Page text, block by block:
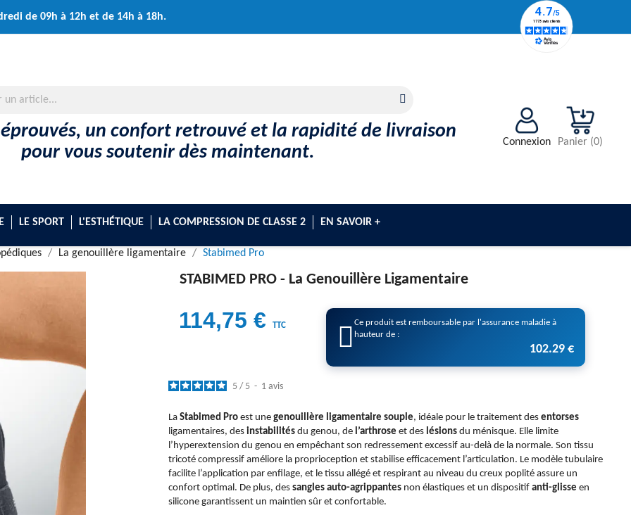
de 09h à 12h et de 14h à 18h.
un confort retrouvé et la rapidité de livraison
pour vous soutenir dès maintenant.
Connexion Panier (0)
LE SPORT L'ESTHÉTIQUE LA COMPRESSION DE CLASSE 2 EN SAVOIR +
La genouillère ligamentaire Stabimed Pro
STABIMED PRO - La Genouillère Ligamentaire
114,75 € TTC
Ce produit est remboursable par l'assurance maladie à
hauteur de :
102.29 €
5 / 5 - 1 avis
La Stabimed Pro est une genouillère ligamentaire souple, idéale pour le traitement des entorses
ligamentaires, des instabilités du genou, de l’arthrose et des lésions du ménisque. Elle limite
l’hyperextension du genou en empêchant son redressement excessif au-delà de la normale. Son tissu
tricoté compressif améliore la proprioception et stabilise efficacement l’articulation. Le modèle tubulaire
facilite l’application par enfilage, et le tissu allégé et respirant au niveau du creux poplité assure un
confort optimal. De plus, des sangles auto-agrippantes non élastiques et un dispositif anti-glisse en
silicone garantissent un maintien sûr et confortable.